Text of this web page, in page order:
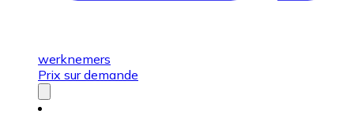
werknemers
Prix sur demande